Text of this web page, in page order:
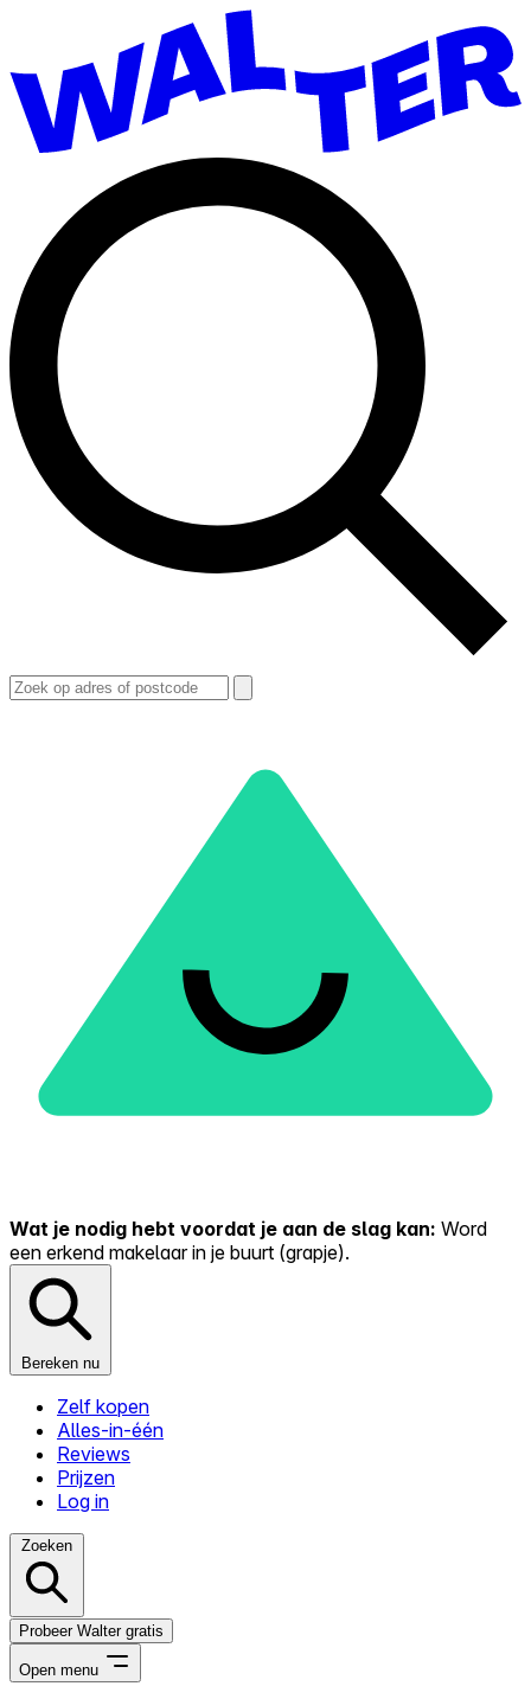
Wat je nodig hebt voordat je aan de slag kan: Word
een erkend makelaar in je buurt (grapje).
Bereken nu
Zelf kopen
Alles-in-één
Reviews
Prijzen
Log in
Zoeken
Probeer Walter gratis
Open menu